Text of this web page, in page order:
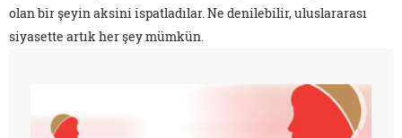
olan bir şeyin aksini ispatladılar. Ne denilebilir, uluslararası
siyasette artık her şey mümkün.